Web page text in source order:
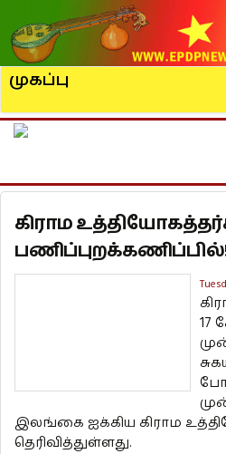
முகப்பு
கிராம
17
இலங்கை ஐக்கிய கிராம
தெரிவித்துள்ளது.